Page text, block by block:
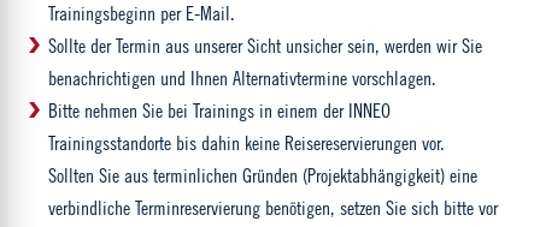
Trainingsbeginn per E-Mail.
Sollte der Termin aus unserer Sicht unsicher sein, werden wir Sie
benachrichtigen und Ihnen Alternativtermine vorschlagen.
Bitte nehmen Sie bei Trainings in einem der INNEO
Trainingsstandorte bis dahin keine Reisereservierungen vor.
Sollten Sie aus terminlichen Gründen (Projektabhängigkeit) eine
verbindliche Terminreservierung benötigen, setzen Sie sich bitte vor